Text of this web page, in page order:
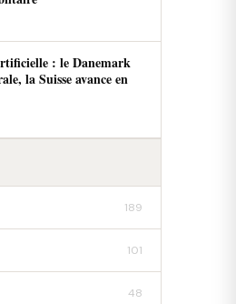
: le Danemark
la Suisse avance en
189
101
48